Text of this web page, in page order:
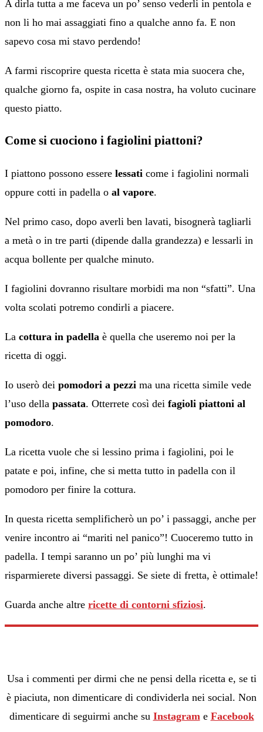
A dirla tutta a me faceva un po’ senso vederli in pentola e
non li ho mai assaggiati fino a qualche anno fa. E non
sapevo cosa mi stavo perdendo!
A farmi riscoprire questa ricetta è stata mia suocera che,
qualche giorno fa, ospite in casa nostra, ha voluto cucinare
questo piatto.
Come si cuociono i fagiolini piattoni?
I piattono possono essere lessati come i fagiolini normali
oppure cotti in padella o al vapore.
Nel primo caso, dopo averli ben lavati, bisognerà tagliarli
a metà o in tre parti (dipende dalla grandezza) e lessarli in
acqua bollente per qualche minuto.
I fagiolini dovranno risultare morbidi ma non “sfatti”. Una
volta scolati potremo condirli a piacere.
La cottura in padella è quella che useremo noi per la
ricetta di oggi.
Io userò dei pomodori a pezzi ma una ricetta simile vede
l’uso della passata. Otterrete così dei fagioli piattoni al
pomodoro.
La ricetta vuole che si lessino prima i fagiolini, poi le
patate e poi, infine, che si metta tutto in padella con il
pomodoro per finire la cottura.
In questa ricetta semplificherò un po’ i passaggi, anche per
venire incontro ai “mariti nel panico”! Cuoceremo tutto in
padella. I tempi saranno un po’ più lunghi ma vi
risparmierete diversi passaggi. Se siete di fretta, è ottimale!
Guarda anche altre ricette di contorni sfiziosi.
Usa i commenti per dirmi che ne pensi della ricetta e, se ti
è piaciuta, non dimenticare di condividerla nei social. Non
dimenticare di seguirmi anche su Instagrame Facebook